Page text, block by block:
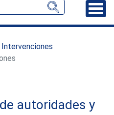
Intervenciones
autoridades y